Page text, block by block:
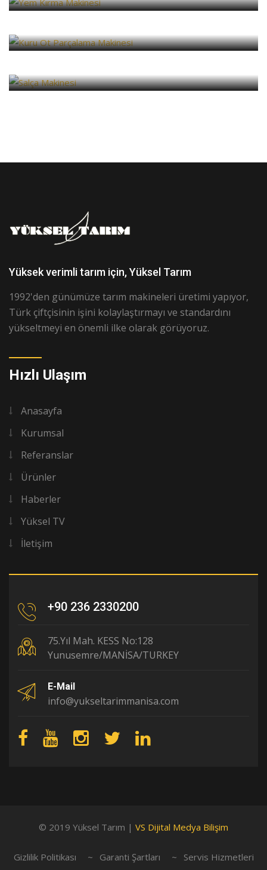
Kuru Ot Parçalama Makinesi
Salça Makinesi
Yüksek verimli tarım için, Yüksel Tarım
1992'den günümüze tarım makineleri üretimi yapıyor,
Türk çiftçisinin işini kolaylaştırmayı ve standardını
yükseltmeyi en önemli ilke olarak görüyoruz.
Hızlı Ulaşım
Anasayfa
Kurumsal
Referanslar
Ürünler
Haberler
Yüksel TV
İletişim
+90 236 2330200
75.Yıl Mah. KESS No:128
Yunusemre/MANİSA/TURKEY
E-Mail
info@yukseltarimmanisa.com
© 2019 Yüksel Tarım | VS Dijital Medya Bilişim
Gizlilik Politikası Garanti Şartları Servis Hizmetleri